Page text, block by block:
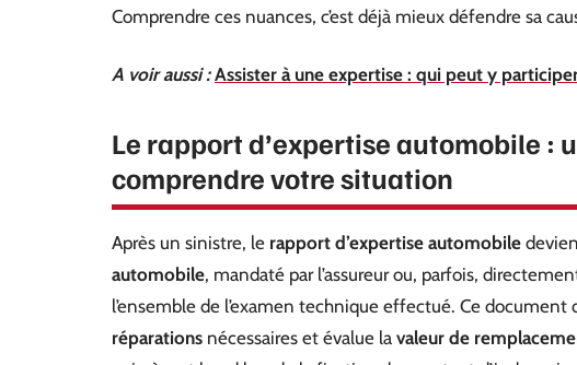
Comprendre ces nuances, c’est déjà mieux défendre sa
A voir aussi : Assister à une expertise : qui peut y
Le rapport d’expertise automobile :
comprendre votre situation
Après un sinistre, le rapport d’expertise automobile
automobile, mandaté par l’assureur ou, parfois,
l’ensemble de l’examen technique effectué. Ce document
réparations nécessaires et évalue la valeur de